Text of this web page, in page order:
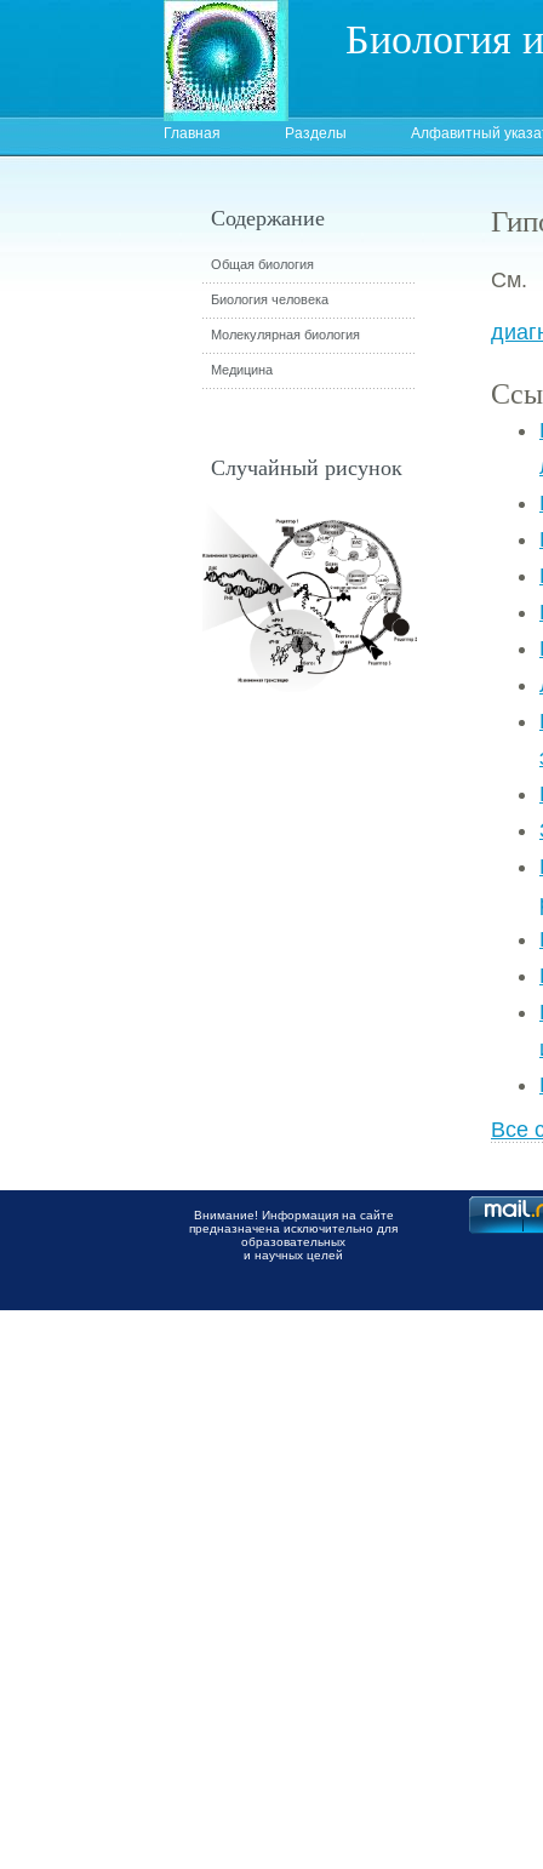
Биология
Главная Разделы Алфавитный
См.
Все
Содержание
Общая биология
Биология человека
Молекулярная биология
Медицина
Случайный рисунок
Внимание! Информация на сайте
предназначена исключительно для
образовательных
и научных целей